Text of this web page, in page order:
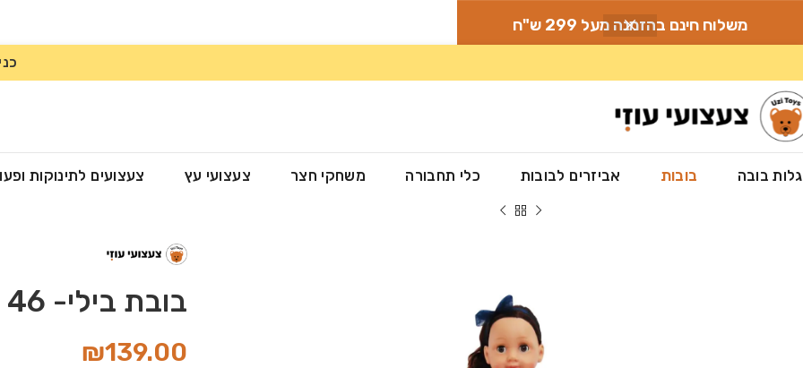
משלוח חינם בהזמנה מעל 299 ש"ח
בובה בובות אביזרים לבובות כלי תחבורה משחקי חצר צעצועי עץ צעצועים לתינוקות
בובת בילי- 46 ס”מ
₪139.00